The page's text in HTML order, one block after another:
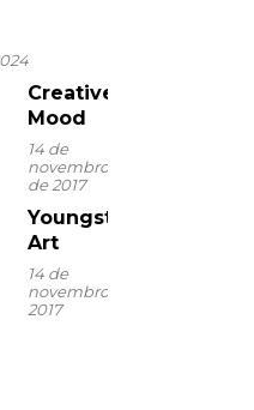
Creative
Mood
14 de
novembro
de 2017
Youngster
Art
14 de
novembro de
2017